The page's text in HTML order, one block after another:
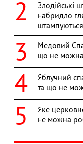
Злодійські
набридло
Медовий
що не
Яблучний
та що не
Яке
не можна